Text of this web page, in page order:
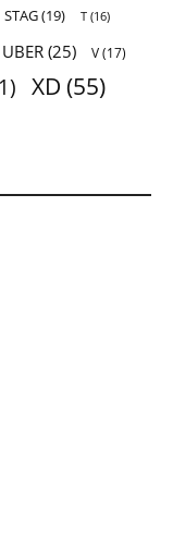
STAG(19) T (16)
UBER (25) V(17)
XD (55)